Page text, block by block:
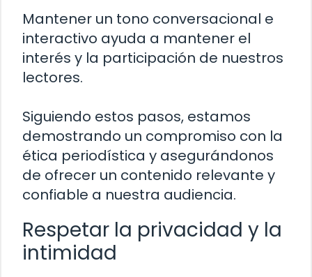
Mantener un tono conversacional e
interactivo ayuda a mantener el
interés y la participación de nuestros
lectores.
Siguiendo estos pasos, estamos
demostrando un compromiso con la
ética periodística y asegurándonos
de ofrecer un contenido relevante y
confiable a nuestra audiencia.
Respetar la privacidad y la
intimidad